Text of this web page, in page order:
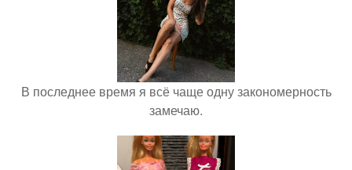
В последнее время я всё чаще одну закономерность
замечаю.